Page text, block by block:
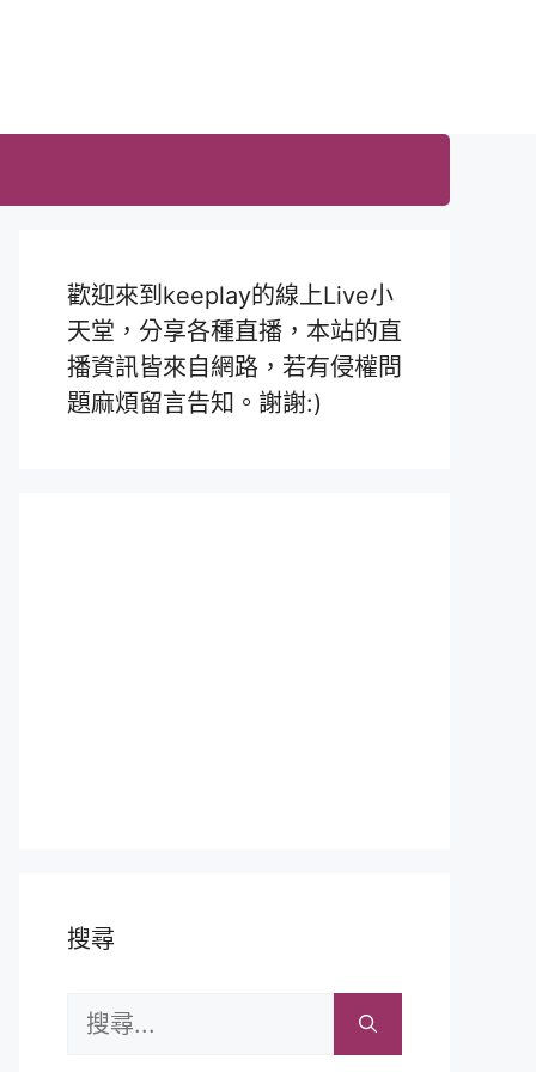
歡迎來到keeplay的線上Live小
天堂，分享各種直播，本站的直
播資訊皆來自網路，若有侵權問
題麻煩留言告知。謝謝:)
搜尋
搜